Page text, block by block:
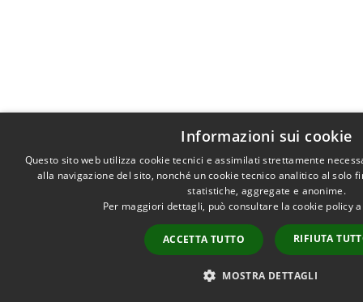
Informazioni sui cookie
Questo sito web utilizza cookie tecnici e assimilati strettamente
alla navigazione del sito, nonché un cookie tecnico analitico al solo
statistiche, aggregate e anonime.
Per maggiori dettagli, può consultare la cookie policy
ACCETTA TUTTO RIFIUTA
MOSTRA DETTAGLI